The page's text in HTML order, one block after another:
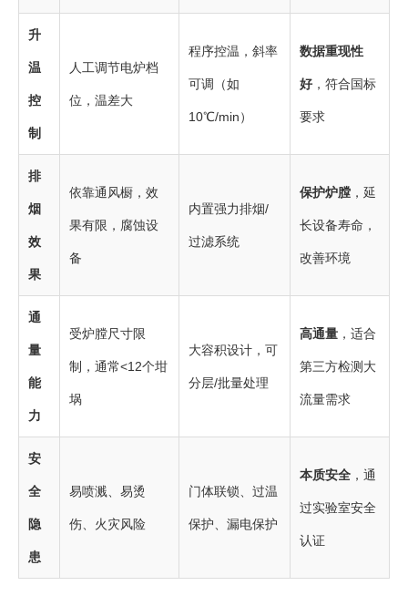
升
温
控
制
人工调节电炉档
位，温差大
程序控温，斜率
可调（如
10℃/min）
数据重现性
好 ，符合国标
要求
排
烟
效
果
依靠通风橱，效
果有限，腐蚀设
备
内置强力排烟/
过滤系统
保护炉膛 ，延
长设备寿命，
改善环境
通
量
能
力
受炉膛尺寸限
制，通常<12个坩
埚
大容积设计，可
分层/批量处理
高通量 ，适合
第三方检测大
流量需求
安
全
隐
患
易喷溅、易烫
伤、火灾风险
门体联锁、过温
保护、漏电保护
本质安全 ，通
过实验室安全
认证